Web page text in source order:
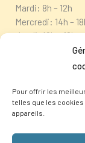
Pour offrir les
telles que les
appareils.
Mardi: 8h – 12h
Mercredi: 14h –
Jeudi: 10h – 12h
Vendredi: fermé